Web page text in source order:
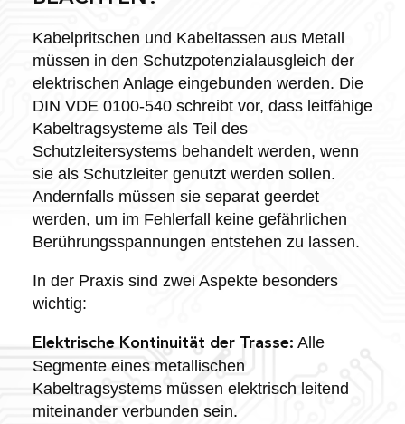
Kabelpritschen und Kabeltassen aus Metall
müssen in den Schutzpotenzialausgleich der
elektrischen Anlage eingebunden werden. Die
DIN VDE 0100-540 schreibt vor, dass leitfähige
Kabeltragsysteme als Teil des
Schutzleitersystems behandelt werden, wenn
sie als Schutzleiter genutzt werden sollen.
Andernfalls müssen sie separat geerdet
werden, um im Fehlerfall keine gefährlichen
Berührungsspannungen entstehen zu lassen.
In der Praxis sind zwei Aspekte besonders
wichtig:
Elektrische Kontinuität der Trasse: Alle
Segmente eines metallischen
Kabeltragsystems müssen elektrisch leitend
miteinander verbunden sein.